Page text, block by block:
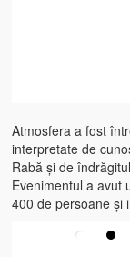
Atmosfera a fost
interpretate de
Rabă și de
Evenimentul a avut
400 de persoane și